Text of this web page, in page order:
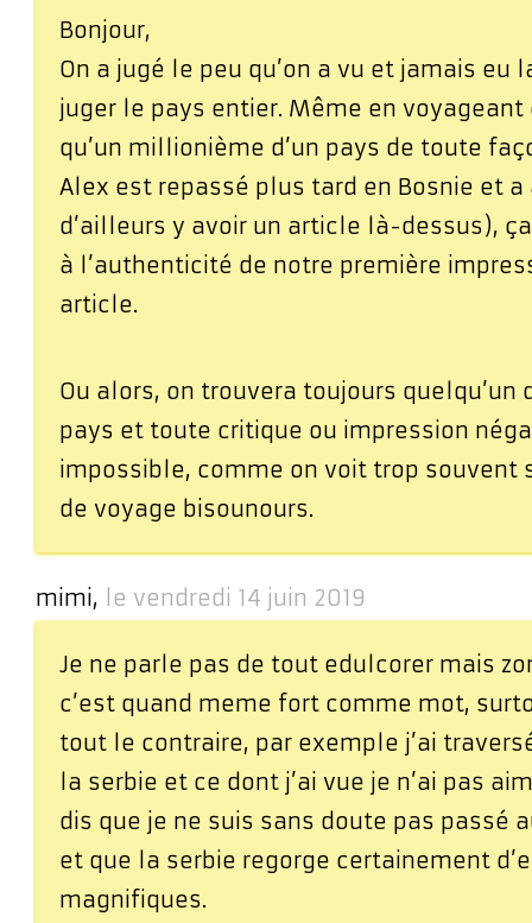
Bonjour,
On a jugé le peu qu’on a vu et jamais eu
juger le pays entier. Même en voyageant
qu’un millionième d’un pays de toute
Alex est repassé plus tard en Bosnie et
d’ailleurs y avoir un article là-dessus),
à l’authenticité de notre première
article.
Ou alors, on trouvera toujours quelqu’un
pays et toute critique ou impression
impossible, comme on voit trop souvent
de voyage bisounours.
mimi, le vendredi 14 juin 2019
Je ne parle pas de tout edulcorer mais
c’est quand meme fort comme mot,
tout le contraire, par exemple j’ai
la serbie et ce dont j’ai vue je n’ai pas
dis que je ne suis sans doute pas passé
et que la serbie regorge certainement
magnifiques.